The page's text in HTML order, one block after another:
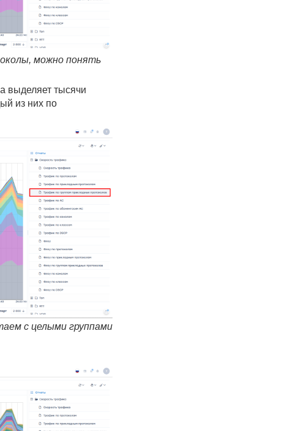
можно понять
выделяет тысячи
из них по
с целыми группами